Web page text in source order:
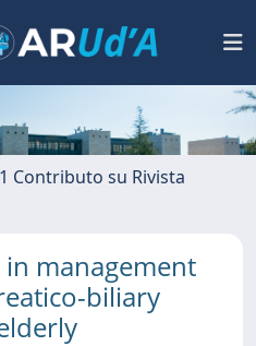
1 Contributo su Rivista
in management
biliary